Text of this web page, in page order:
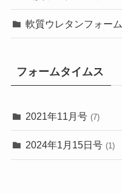
軟質ウレタンフォーム
フォームタイムス
2021年11月号 (7)
2024年1月15日号 (1)